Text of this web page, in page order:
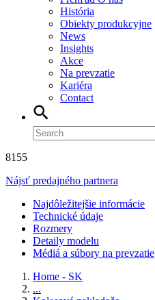
História
Obiekty produkcyjne
News
Insights
Akce
Na prevzatie
Kariéra
Contact
8155
Nájsť predajného partnera
Najdôležitejšie informácie
Technické údaje
Rozmery
Detaily modelu
Médiá a súbory na prevzatie
Home - SK
...